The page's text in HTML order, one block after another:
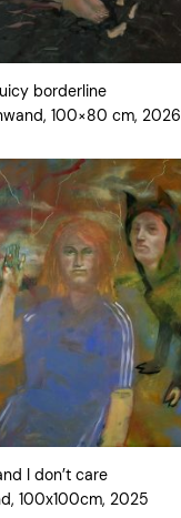
borderline
100×80 cm, 2026
I don’t care
100x100cm, 2025